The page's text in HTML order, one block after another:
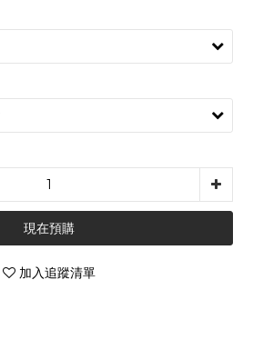
現在預購
加入追蹤清單